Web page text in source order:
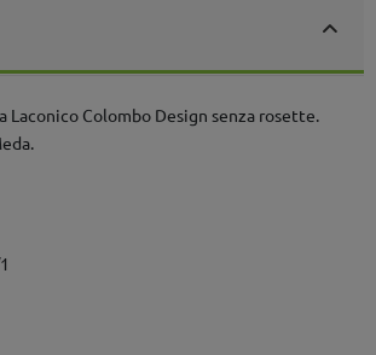
Laconico Colombo Design senza rosette.